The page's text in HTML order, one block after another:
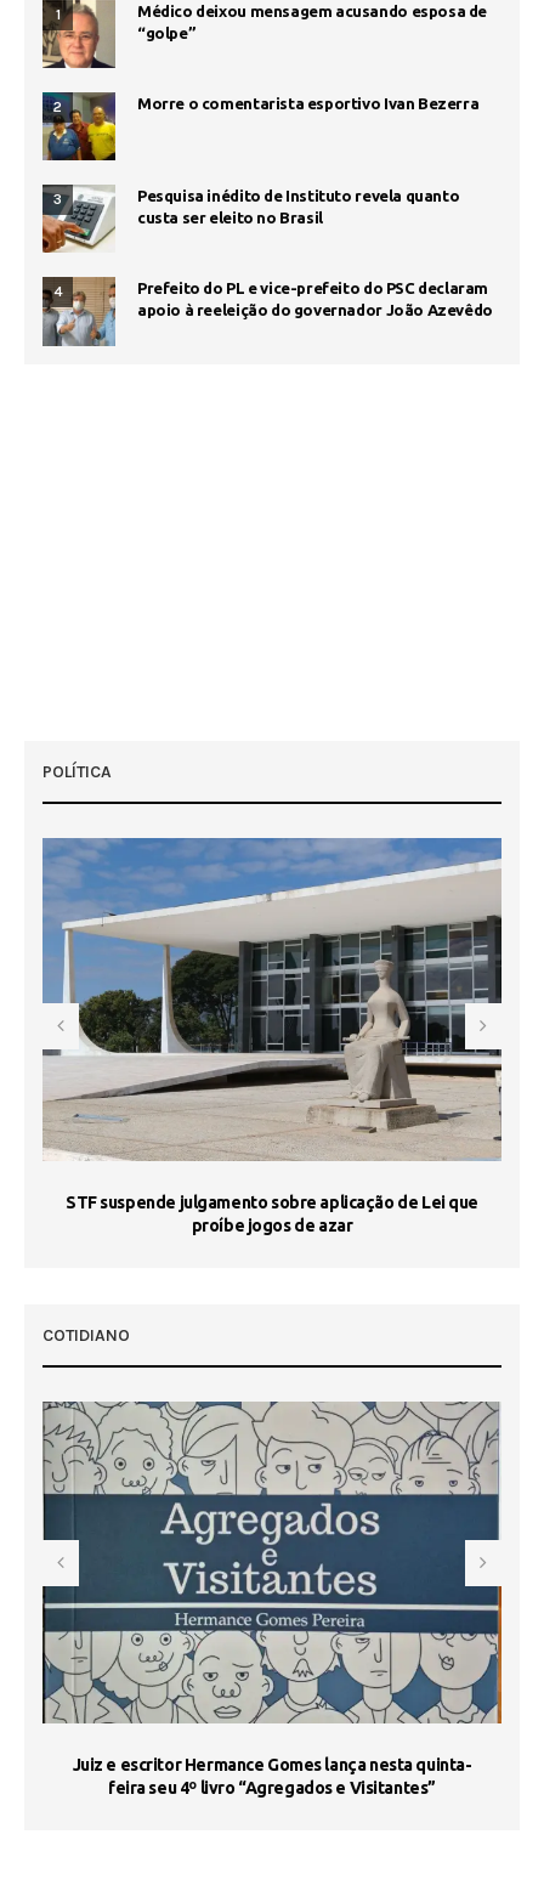
1
Médico deixou mensagem acusando esposa de
“golpe”
2 Morre o comentarista esportivo Ivan Bezerra
3
Pesquisa inédito de Instituto revela quanto
custa ser eleito no Brasil
4
Prefeito do PL e vice-prefeito do PSC declaram
apoio à reeleição do governador João Azevêdo
POLÍTICA
STF suspende julgamento sobre aplicação de Lei que
proíbe jogos de azar
COTIDIANO
Juiz e escritor Hermance Gomes lança nesta quinta-
feira seu 4º livro “Agregados e Visitantes”